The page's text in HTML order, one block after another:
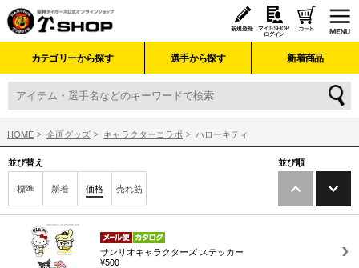
カテゴリーから探す 選手から探す 新着商品
HOME 企画グッズ キャラクターコラボ ハローキティ
並び替え
標準 新着 価格 売れ筋
並び順
サンリオキャラクターズ ステッカー
¥500